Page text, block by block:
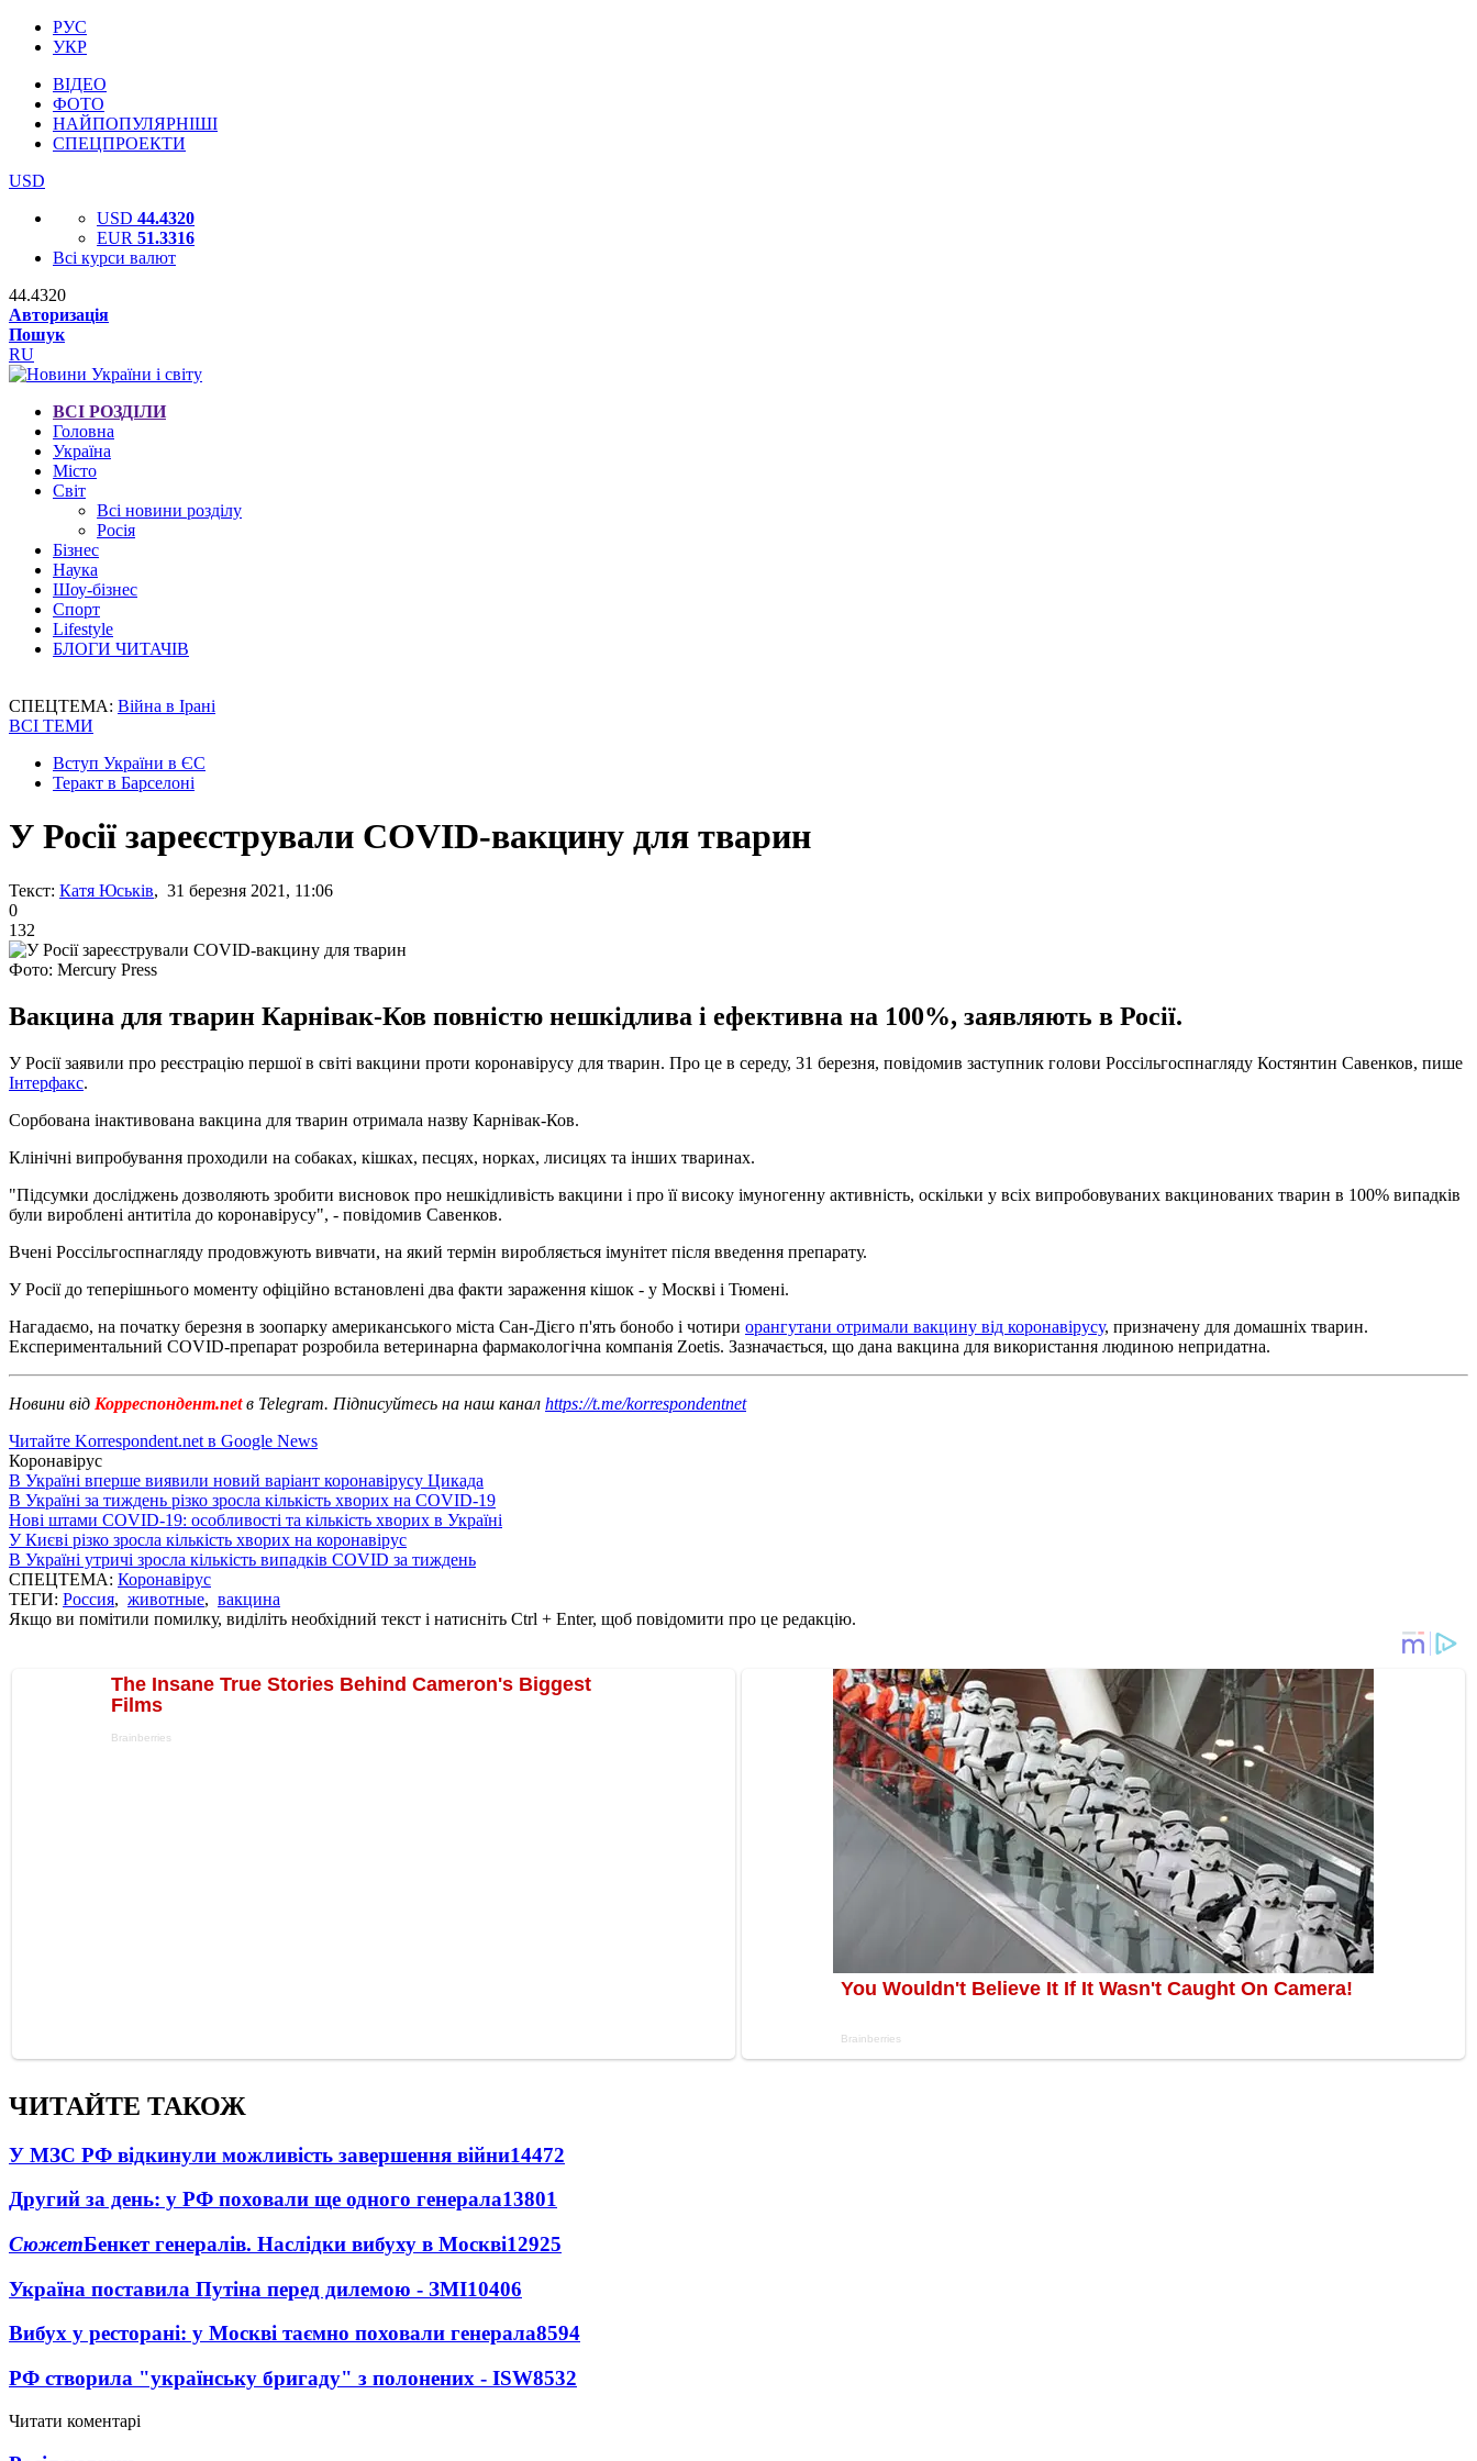
РУС
УКР
ВІДЕО
ФОТО
НАЙПОПУЛЯРНІШІ
СПЕЦПРОЕКТИ
USD
USD 44.4320
EUR 51.3316
Всі курси валют
44.4320
Авторизація
Пошук
RU
ВСІ РОЗДІЛИ
Головна
Україна
Місто
Світ
Всі новини розділу
Росія
Бізнес
Наука
Шоу-бізнес
Спорт
Lifestyle
БЛОГИ ЧИТАЧІВ
СПЕЦТЕМА: Війна в Ірані
ВСІ ТЕМИ
Вступ України в ЄС
Теракт в Барселоні
У Росії зареєстрували COVID-вакцину для тварин
Текст: Катя Юськів, 31 березня 2021, 11:06
0
132
Фото: Mercury Press
Вакцина для тварин Карнівак-Ков повністю нешкідлива і ефективна на 100%, заявляють в Росії.
У Росії заявили про реєстрацію першої в світі вакцини проти коронавірусу для тварин. Про це в середу, 31 березня, повідомив заступник голови Россільгоспнагляду Костянтин Савенков, пише
Інтерфакс.
Сорбована інактивована вакцина для тварин отримала назву Карнівак-Ков.
Клінічні випробування проходили на собаках, кішках, песцях, норках, лисицях та інших тваринах.
"Підсумки досліджень дозволяють зробити висновок про нешкідливість вакцини і про її високу імуногенну активність, оскільки у всіх випробовуваних вакцинованих тварин в 100% випадків
були вироблені антитіла до коронавірусу", - повідомив Савенков.
Вчені Россільгоспнагляду продовжують вивчати, на який термін виробляється імунітет після введення препарату.
У Росії до теперішнього моменту офіційно встановлені два факти зараження кішок - у Москві і Тюмені.
Нагадаємо, на початку березня в зоопарку американського міста Сан-Дієго п'ять бонобо і чотири орангутани отримали вакцину від коронавірусу, призначену для домашніх тварин.
Експериментальний COVID-препарат розробила ветеринарна фармакологічна компанія Zoetis. Зазначається, що дана вакцина для використання людиною непридатна.
Новини від Корреспондент.netв Telegram. Підписуйтесь на наш канал https://t.me/korrespondentnet
Читайте Korrespondent.net в Google News
Коронавірус
В Україні вперше виявили новий варіант коронавірусу Цикада
В Україні за тиждень різко зросла кількість хворих на COVID-19
Нові штами COVID-19: особливості та кількість хворих в Україні
У Києві різко зросла кількість хворих на коронавірус
В Україні утричі зросла кількість випадків COVID за тиждень
СПЕЦТЕМА: Коронавірус
ТЕГИ: Россия, животные, вакцина
Якщо ви помітили помилку, виділіть необхідний текст і натисніть Ctrl + Enter, щоб повідомити про це редакцію.
ЧИТАЙТЕ ТАКОЖ
У МЗС РФ відкинули можливість завершення війни14472
Другий за день: у РФ поховали ще одного генерала13801
СюжетБенкет генералів. Наслідки вибуху в Москві12925
Україна поставила Путіна перед дилемою - ЗМІ10406
Вибух у ресторані: у Москві таємно поховали генерала8594
РФ створила "українську бригаду" з полонених - ISW8532
Читати коментарі